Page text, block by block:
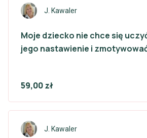
J. Kawaler
Moje dziecko nie chce się
jego nastawienie i
59,00 zł
J. Kawaler